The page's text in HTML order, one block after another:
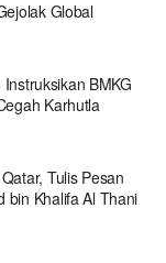
Global
BMKG
Karhutla
Tulis Pesan
bin Khalifa Al Thani